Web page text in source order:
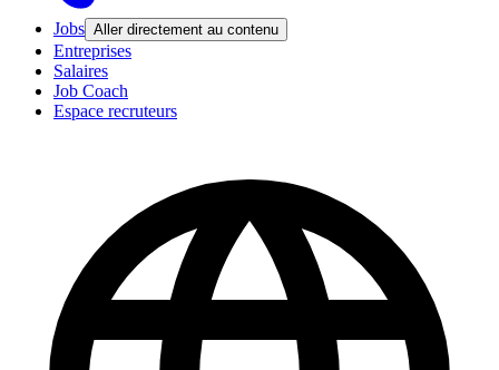
Jobs Aller directement au contenu
Entreprises
Salaires
Job Coach
Espace recruteurs